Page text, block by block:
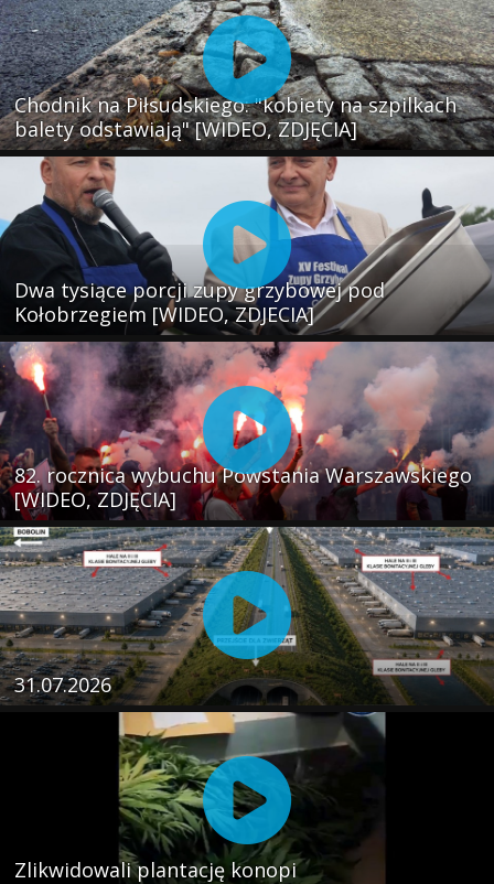
Chodnik na Piłsudskiego: "kobiety na szpilkach
balety odstawiają" [WIDEO, ZDJĘCIA]
Dwa tysiące porcji zupy grzybowej pod
Kołobrzegiem [WIDEO, ZDJECIA]
82. rocznica wybuchu Powstania Warszawskiego
[WIDEO, ZDJĘCIA]
31.07.2026
Zlikwidowali plantację konopi